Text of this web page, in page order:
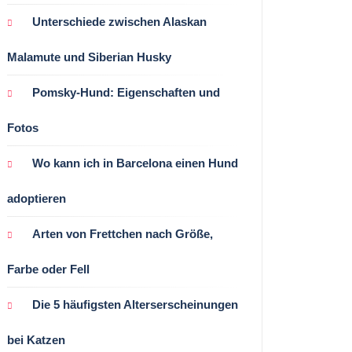
Unterschiede zwischen Alaskan
Malamute und Siberian Husky
Pomsky-Hund: Eigenschaften und
Fotos
Wo kann ich in Barcelona einen Hund
adoptieren
Arten von Frettchen nach Größe,
Farbe oder Fell
Die 5 häufigsten Alterserscheinungen
bei Katzen